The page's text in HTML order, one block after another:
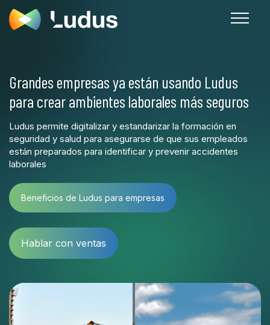
Grandes empresas ya están usando Ludus
para crear ambientes laborales más seguros
Ludus permite digitalizar y estandarizar la formación en
seguridad y salud para asegurarse de que sus empleados
están preparados para identificar y prevenir accidentes
laborales
Beneficios de Ludus para empresas
Hablar con ventas